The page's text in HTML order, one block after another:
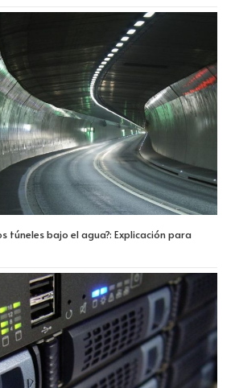
túneles bajo el agua?: Explicación para